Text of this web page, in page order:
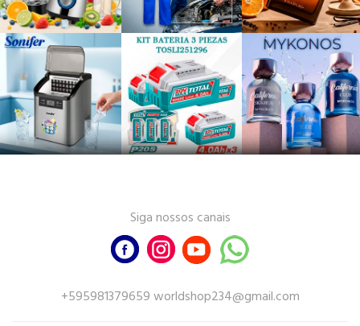
Siga nossos canais
+595981379659 worldshop234@gmail.com